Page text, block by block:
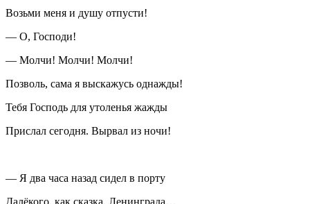
Возьми меня и душу отпусти!
— О, Господи!
— Молчи! Молчи! Молчи!
Позволь, сама я выскажусь однажды!
Тебя Господь для утоленья жажды
Прислал сегодня. Вырвал из ночи!
— Я два часа назад сидел в порту